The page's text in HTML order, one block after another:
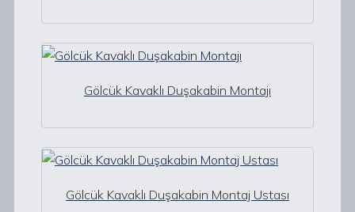
Gölcük Kavaklı Duşakabin Montajı
Gölcük Kavaklı Duşakabin Montaj Ustası